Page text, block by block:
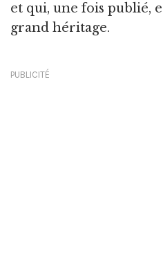
et qui, une fois publié,
grand héritage.
PUBLICITÉ